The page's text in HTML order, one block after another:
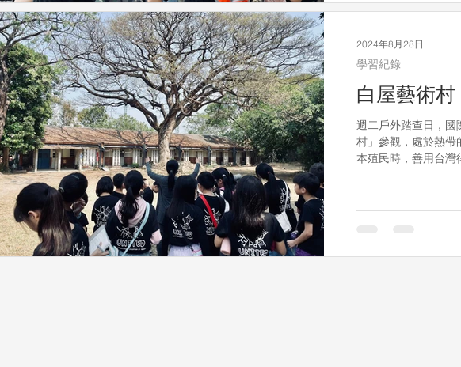
白屋藝術
週二戶外踏查日，國
村」參觀，處於熱帶
本殖民時，善用台灣
學習紀錄
2024年8月28日